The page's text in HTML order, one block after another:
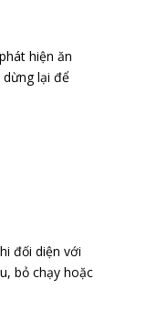
hiện ăn
dừng lại để
đối diện với
bỏ chạy hoặc